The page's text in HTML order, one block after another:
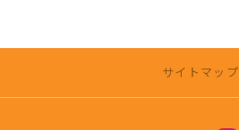
サイトマップ